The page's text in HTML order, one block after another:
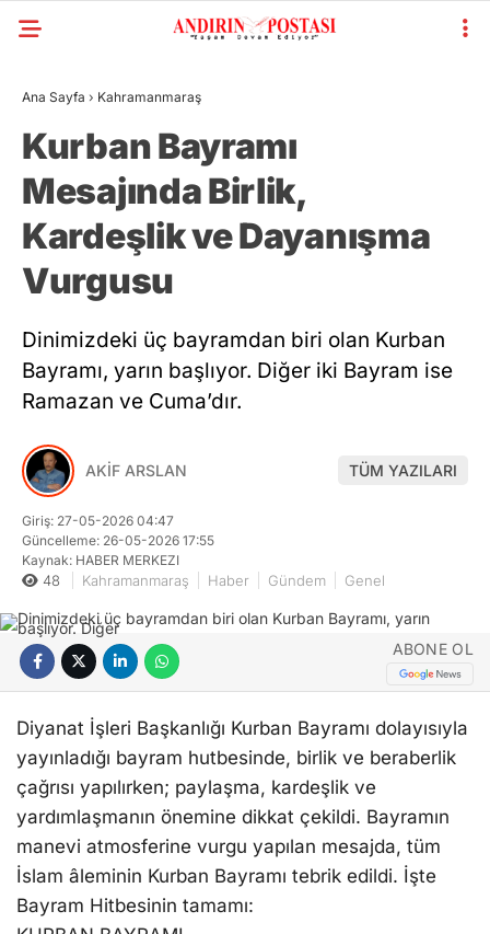
Ana Sayfa › Kahramanmaraş
Kurban Bayramı
Mesajında Birlik,
Kardeşlik ve Dayanışma
Vurgusu
Dinimizdeki üç bayramdan biri olan Kurban
Bayramı, yarın başlıyor. Diğer iki Bayram ise
Ramazan ve Cuma’dır.
AKİF ARSLAN TÜM YAZILARI
Giriş: 27-05-2026 04:47
Güncelleme: 26-05-2026 17:55
Kaynak: HABER MERKEZI
48 Kahramanmaraş Haber Gündem Genel
ABONE OL
Diyanat İşleri Başkanlığı Kurban Bayramı dolayısıyla
yayınladığı bayram hutbesinde, birlik ve beraberlik
çağrısı yapılırken; paylaşma, kardeşlik ve
yardımlaşmanın önemine dikkat çekildi. Bayramın
manevi atmosferine vurgu yapılan mesajda, tüm
İslam âleminin Kurban Bayramı tebrik edildi. İşte
Bayram Hitbesinin tamamı: